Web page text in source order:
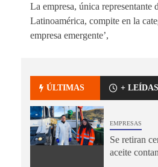
La empresa, única representante
Latinoamérica, compite en la
empresa emergente’,
ÚLTIMAS + LEÍDAS
EMPRESAS
Se retiran
aceite